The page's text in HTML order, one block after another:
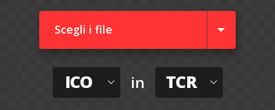
Scegli i file
ICO in TCR